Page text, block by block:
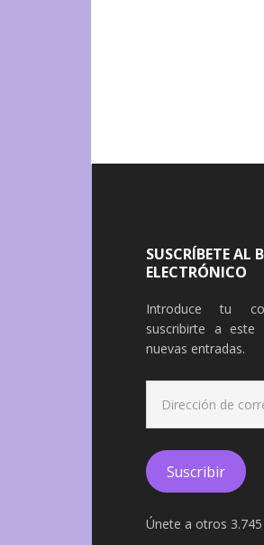
SUSCRÍBETE AL
ELECTRÓNICO
Introduce tu
suscribirte a
nuevas entradas.
correo
electrónico
Suscribir
Únete a otros